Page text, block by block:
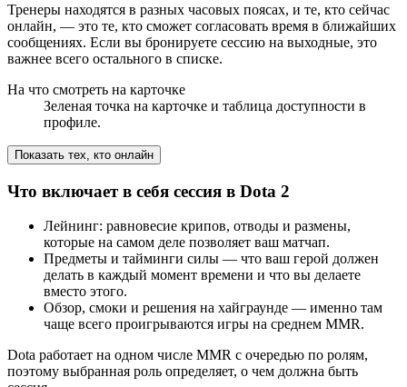
Тренеры находятся в разных часовых поясах, и те, кто сейчас
онлайн, — это те, кто сможет согласовать время в ближайших
сообщениях. Если вы бронируете сессию на выходные, это
важнее всего остального в списке.
На что смотреть на карточке
Зеленая точка на карточке и таблица доступности в
профиле.
Показать тех, кто онлайн
Что включает в себя сессия в Dota 2
Лейнинг: равновесие крипов, отводы и размены,
которые на самом деле позволяет ваш матчап.
Предметы и тайминги силы — что ваш герой должен
делать в каждый момент времени и что вы делаете
вместо этого.
Обзор, смоки и решения на хайграунде — именно там
чаще всего проигрываются игры на среднем MMR.
Dota работает на одном числе MMR с очередью по ролям,
поэтому выбранная роль определяет, о чем должна быть